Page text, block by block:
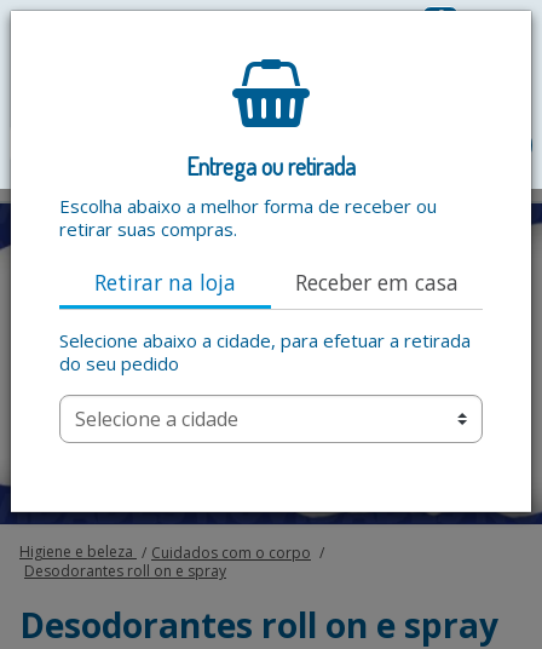
0
Entrega ou retirada
Escolha abaixo a melhor forma de receber ou
retirar suas compras.
Retirar na loja Receber em casa
Selecione abaixo a cidade, para efetuar a retirada
do seu pedido
Higiene e beleza
Cuidados com o corpo
Desodorantes roll on e spray
Desodorantes roll on e spray